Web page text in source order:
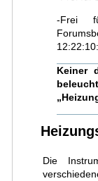
-Frei
Keiner
Die